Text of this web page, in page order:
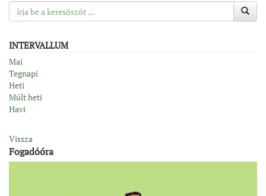
INTERVALLUM
Mai
Tegnapi
Heti
Múlt heti
Havi
Vissza
Fogadóóra